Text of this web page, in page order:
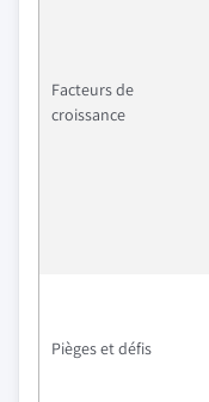
Facteurs de
croissance
Pièges et défis